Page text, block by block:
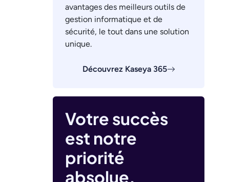
avantages des meilleurs outils de
gestion informatique et de
sécurité, le tout dans une solution
unique.
Découvrez Kaseya 365
Votre succès
est notre
priorité
absolue.